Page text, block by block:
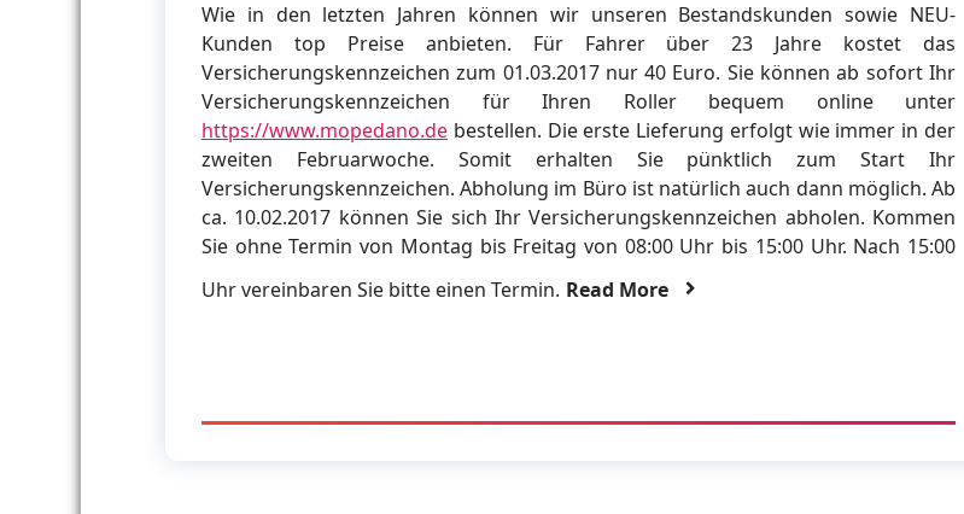
Wie in den letzten Jahren können wir unseren Bestandskunden sowie NEU-
Kunden top Preise anbieten. Für Fahrer über 23 Jahre kostet das
Versicherungskennzeichen zum 01.03.2017 nur 40 Euro. Sie können ab sofort Ihr
Versicherungskennzeichen für Ihren Roller bequem online unter
https://www.mopedano.de bestellen. Die erste Lieferung erfolgt wie immer in der
zweiten Februarwoche. Somit erhalten Sie pünktlich zum Start Ihr
Versicherungskennzeichen. Abholung im Büro ist natürlich auch dann möglich. Ab
ca. 10.02.2017 können Sie sich Ihr Versicherungskennzeichen abholen. Kommen
Sie ohne Termin von Montag bis Freitag von 08:00 Uhr bis 15:00 Uhr. Nach 15:00
Uhr vereinbaren Sie bitte einen Termin. Read More